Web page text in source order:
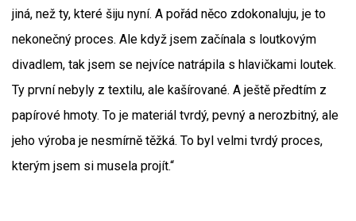
jiná, než ty, které šiju nyní. A pořád něco zdokonaluju, je to
nekonečný proces. Ale když jsem začínala s loutkovým
divadlem, tak jsem se nejvíce natrápila s hlavičkami loutek.
Ty první nebyly z textilu, ale kašírované. A ještě předtím z
papírové hmoty. To je materiál tvrdý, pevný a nerozbitný, ale
jeho výroba je nesmírně těžká. To byl velmi tvrdý proces,
kterým jsem si musela projít.“